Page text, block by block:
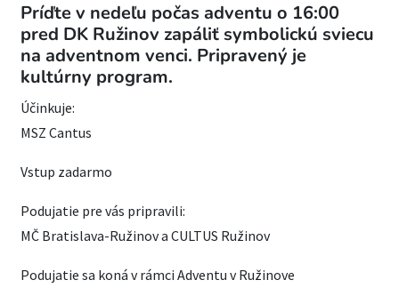
Príďte v nedeľu počas adventu o 16:00
pred DK Ružinov zapáliť symbolickú sviecu
na adventnom venci. Pripravený je
kultúrny program.
Účinkuje:
MSZ Cantus
Vstup zadarmo
Podujatie pre vás pripravili:
MČ Bratislava-Ružinov a CULTUS Ružinov
Podujatie sa koná v rámci Adventu v Ružinove